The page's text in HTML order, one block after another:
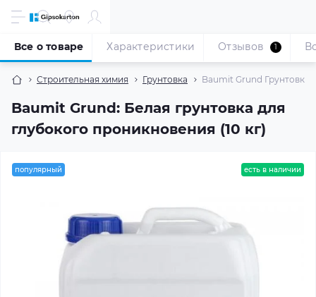
Строительная химия Грунтовка Baumit Grund Грунтовка
Baumit Grund: Белая грунтовка для
глубокого проникновения (10 кг)
Все о товаре Характеристики Отзывов 1
популярный есть в наличии